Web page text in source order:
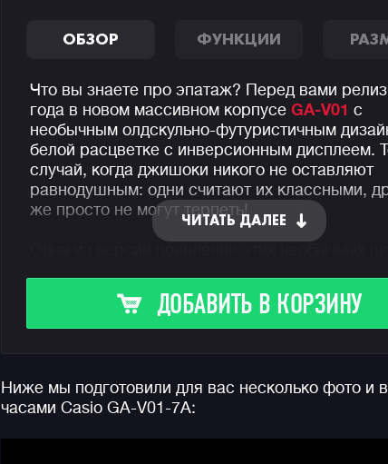
ОБЗОР ФУНКЦИИ
Что вы знаете про эпатаж? Перед вами
года в новом массивном корпусе GA-V01 с
необычным олдскульно-футуристичным
белой расцветке с инверсионным дисплеем.
случай, когда джишоки никого не оставляют
равнодушным: одни считают их классными,
же просто не могут терпеть!
когда Кикуо Ибэ (создатель часов G-Shock)
механизм часов внутрь большого
шара (см. фото ниже) для испытаний
И вот спустя 40 лет перед нами эти яркие
которые оказавшись на запястье своего
ЧИТАТЬ ДАЛЕЕ
ДОБАВИТЬ В КОРЗИНУ
Ниже мы подготовили для вас несколько фото и
часами Casio GA-V01-7A: